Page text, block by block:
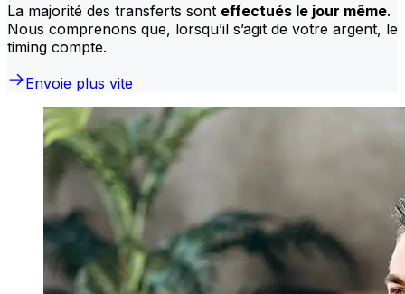
La majorité des transferts sont effectués le jour même.
Nous comprenons que, lorsqu’il s’agit de votre argent, le
timing compte.
Envoie plus vite